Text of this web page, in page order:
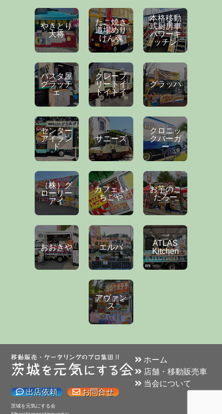
やきとり
大将
たこ焼き
道場めり
けん魂
本格移動
式厨房車
パワーキ
ッチン
パスタ屋
グラッチ
ェ
クレープ
リートイ
トイトイ
グラッパ
センター
アイラン
ド
サニーズ
クロニッ
クバーガ
ー
（株）グ
ローリー
アイ
カフェ い
ちごや
お芋のこ
たろー
おおきや エルバ
ATLAS
Kitchen
アヴァン
ス
出店依頼 お問合せ
ホーム
店舗・移動販売車
当会について
茨城を元気にする会